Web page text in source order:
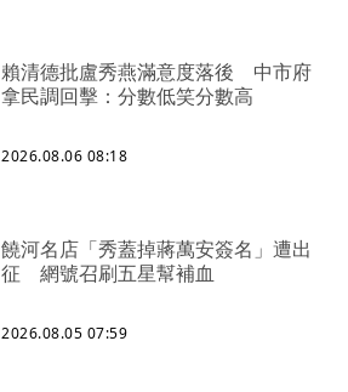
賴清德批盧秀燕滿意度落後 中市府
拿民調回擊：分數低笑分數高
2026.08.06 08:18
饒河名店「秀蓋掉蔣萬安簽名」遭出
征 網號召刷五星幫補血
2026.08.05 07:59